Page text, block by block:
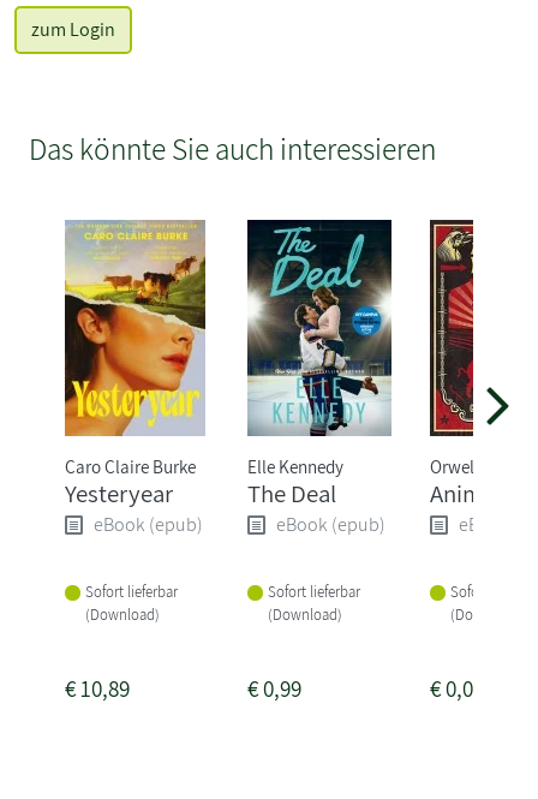
zum Login
Das könnte Sie auch interessieren
Caro Claire Burke
Yesteryear
eBook (epub)
Sofort lieferbar
(Download)
€10,89
Elle Kennedy
The Deal
eBook (epub)
Sofort lieferbar
(Download)
€0,99
Orwell
Animal
eBook
Sofort
(Download)
€0,00